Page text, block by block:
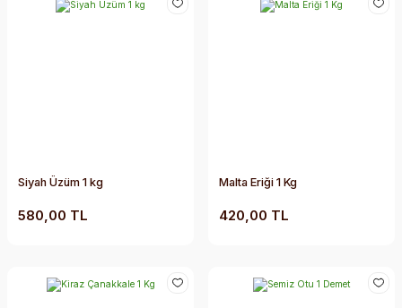
Siyah Üzüm 1 kg
580,00 TL
Malta Eriği 1 Kg
420,00 TL